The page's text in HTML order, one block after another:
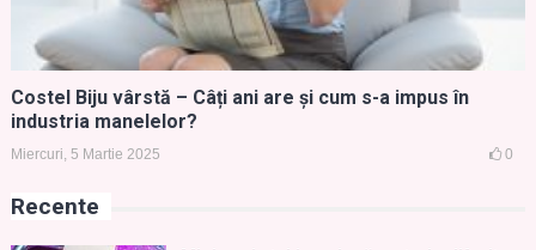
Costel Biju vârstă – Câți ani are și cum s-a impus în
industria manelelor?
Miercuri, 5 Martie 2025 0
Recente